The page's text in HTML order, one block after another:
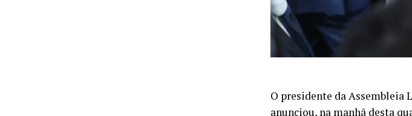
O presidente da Assembleia
anunciou, na manhã desta